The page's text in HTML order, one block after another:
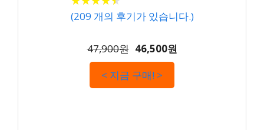
(209 개의 후기가 있습니다.)
47,900원 46,500원
< 지금 구매! >